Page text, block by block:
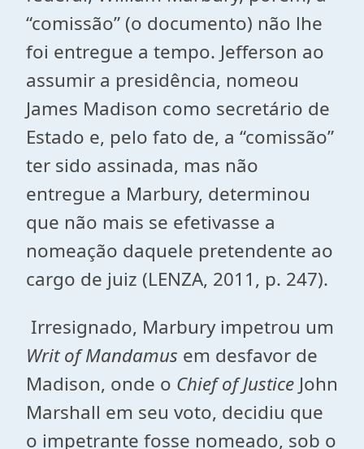
“comissão” (o documento) não lhe
foi entregue a tempo. Jefferson ao
assumir a presidência, nomeou
James Madison como secretário de
Estado e, pelo fato de, a “comissão”
ter sido assinada, mas não
entregue a Marbury, determinou
que não mais se efetivasse a
nomeação daquele pretendente ao
cargo de juiz (LENZA, 2011, p. 247).
Irresignado, Marbury impetrou um
Writ of Mandamus em desfavor de
Madison, onde o Chief of Justice John
Marshall em seu voto, decidiu que
o impetrante fosse nomeado, sob o